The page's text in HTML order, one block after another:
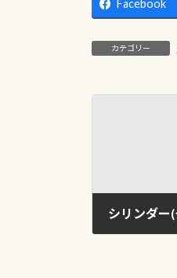
Facebook
カテゴリー